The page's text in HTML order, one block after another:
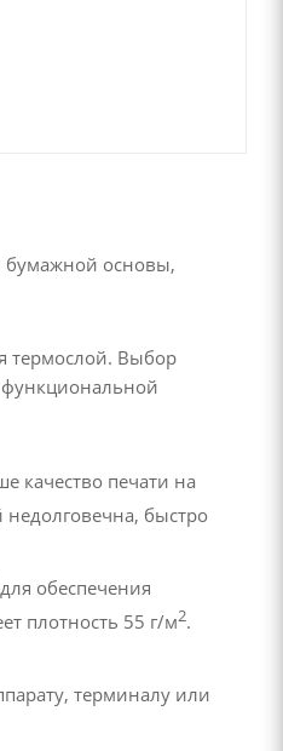
бумажной основы,
термослой. Выбор
функциональной
качество печати на
быстро
для обеспечения
плотность 55 г/м2.
терминалу или